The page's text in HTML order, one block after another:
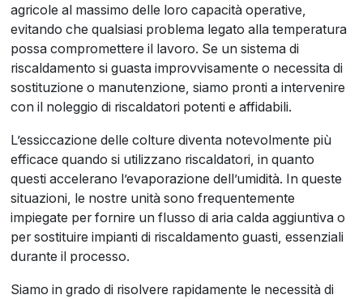
agricole al massimo delle loro capacità operative,
evitando che qualsiasi problema legato alla temperatura
possa compromettere il lavoro. Se un sistema di
riscaldamento si guasta improvvisamente o necessita di
sostituzione o manutenzione, siamo pronti a intervenire
con il noleggio di riscaldatori potenti e affidabili.
L’essiccazione delle colture diventa notevolmente più
efficace quando si utilizzano riscaldatori, in quanto
questi accelerano l’evaporazione dell’umidità. In queste
situazioni, le nostre unità sono frequentemente
impiegate per fornire un flusso di aria calda aggiuntiva o
per sostituire impianti di riscaldamento guasti, essenziali
durante il processo.
Siamo in grado di risolvere rapidamente le necessità di